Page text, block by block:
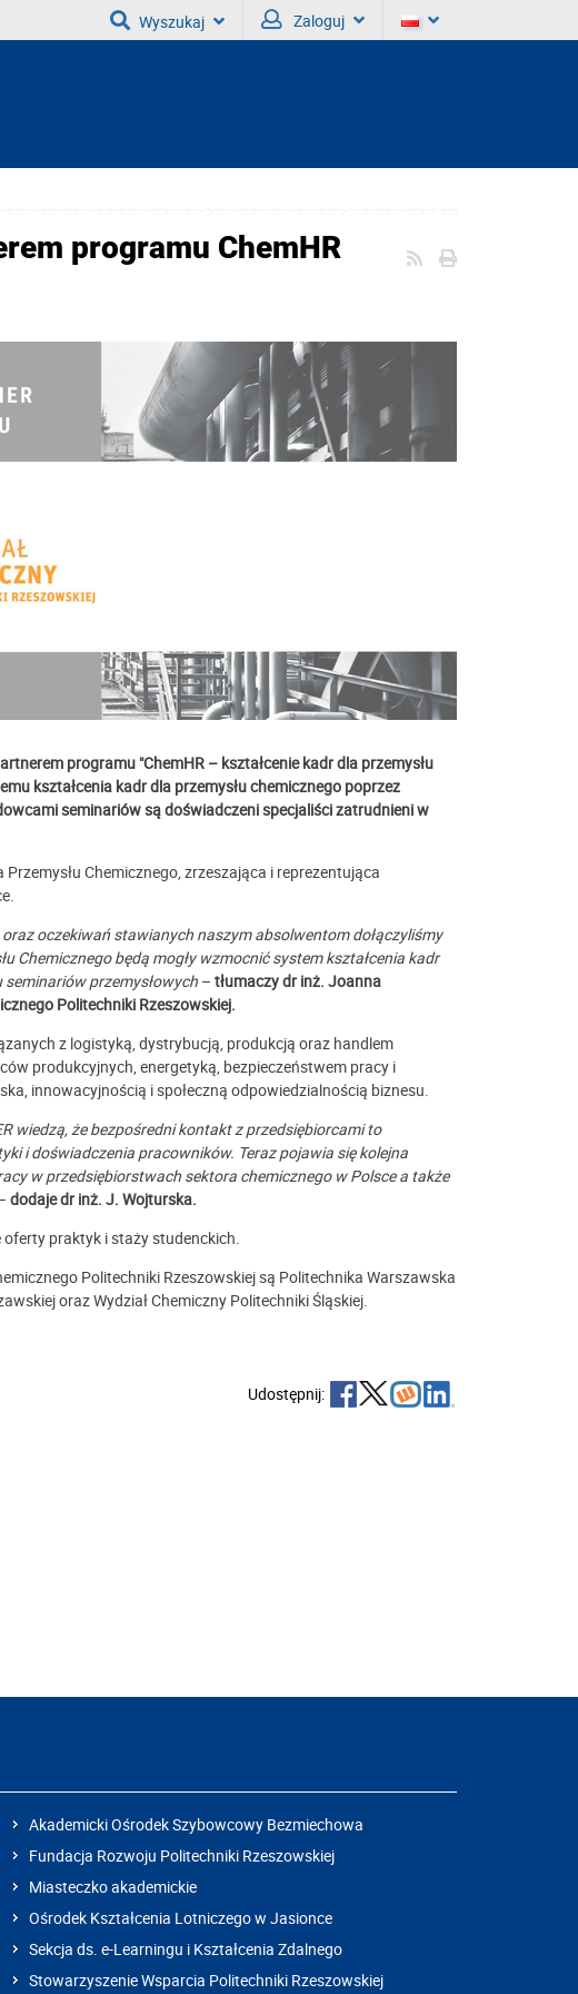
Wyszukaj Zaloguj
programu ChemHR
programu "ChemHR – kształcenie kadr dla przemysłu
kształcenia kadr dla przemysłu chemicznego poprzez
seminariów są doświadczeni specjaliści zatrudnieni w
Chemicznego, zrzeszająca i reprezentująca
oczekiwań stawianych naszym absolwentom dołączyliśmy
Chemicznego będą mogły wzmocnić system kształcenia kadr
przemysłowych – tłumaczy dr inż. Joanna
Politechniki Rzeszowskiej.
z logistyką, dystrybucją, produkcją oraz handlem
produkcyjnych, energetyką, bezpieczeństwem pracy i
innowacyjnością i społeczną odpowiedzialnością biznesu.
wiedzą, że bezpośredni kontakt z przedsiębiorcami to
i doświadczenia pracowników. Teraz pojawia się kolejna
w przedsiębiorstwach sektora chemicznego w Polsce a także
dodaje dr inż. J. Wojturska.
praktyk i staży studenckich.
Politechniki Rzeszowskiej są Politechnika Warszawska
oraz Wydział Chemiczny Politechniki Śląskiej.
Udostępnij:
Akademicki Ośrodek Szybowcowy Bezmiechowa
Fundacja Rozwoju Politechniki Rzeszowskiej
Miasteczko akademickie
Ośrodek Kształcenia Lotniczego w Jasionce
Sekcja ds. e-Learningu i Kształcenia Zdalnego
Stowarzyszenie Wsparcia Politechniki Rzeszowskiej